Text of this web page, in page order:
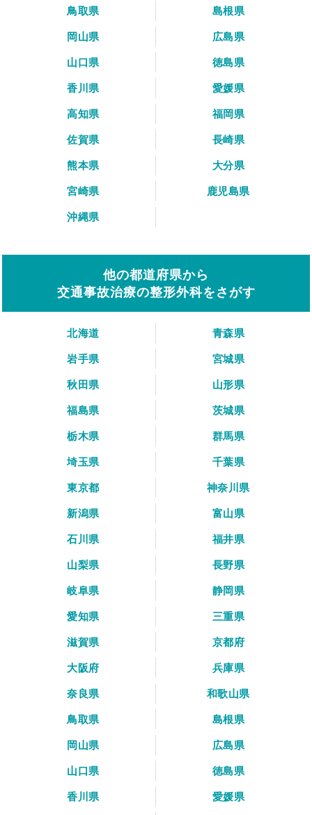
鳥取県
島根県
岡山県
広島県
山口県
徳島県
香川県
愛媛県
高知県
福岡県
佐賀県
長崎県
熊本県
大分県
宮崎県
鹿児島県
沖縄県
他の都道府県から
交通事故治療の整形外科をさがす
北海道
青森県
岩手県
宮城県
秋田県
山形県
福島県
茨城県
栃木県
群馬県
埼玉県
千葉県
東京都
神奈川県
新潟県
富山県
石川県
福井県
山梨県
長野県
岐阜県
静岡県
愛知県
三重県
滋賀県
京都府
大阪府
兵庫県
奈良県
和歌山県
鳥取県
島根県
岡山県
広島県
山口県
徳島県
香川県
愛媛県